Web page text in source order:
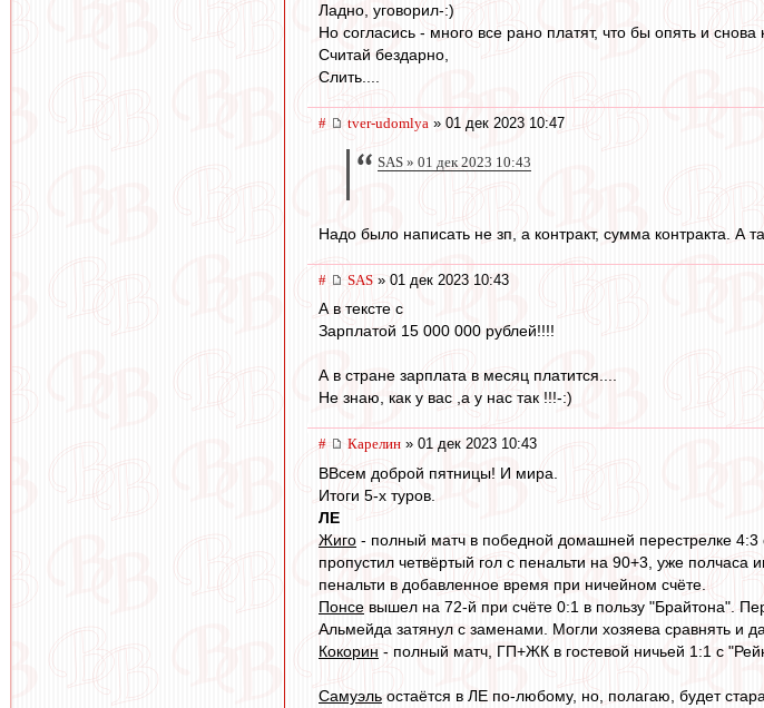
Ладно, уговорил-:)
Но согласись - много все рано платят, что бы опять и снова
Считай бездарно,
Слить....
# tver-udomlya » 01 дек 2023 10:47
SAS » 01 дек 2023 10:43
Надо было написать не зп, а контракт, сумма контракта. А
# SAS » 01 дек 2023 10:43
А в тексте с
Зарплатой 15 000 000 рублей!!!!
А в стране зарплата в месяц платится....
Не знаю, как у вас ,а у нас так !!!-:)
# Карелин » 01 дек 2023 10:43
ВВсем доброй пятницы! И мира.
Итоги 5-х туров.
ЛЕ
Жиго - полный матч в победной домашней перестрелке
пропустил четвёртый гол с пенальти на 90+3, уже
пенальти в добавленное время при ничейном счёте.
Понсе вышел на 72-й при счёте 0:1 в пользу "Брайтона".
Альмейда затянул с заменами. Могли хозяева сравнять и
Кокорин - полный матч, ГП+ЖК в гостевой ничьей 1:1 с
Самуэль остаётся в ЛЕ по-любому, но, полагаю, будет